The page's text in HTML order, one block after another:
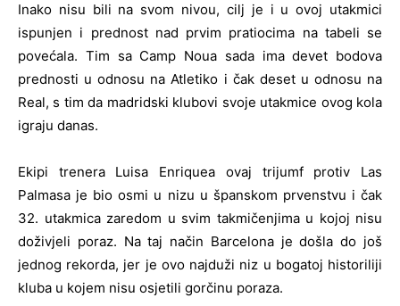
Inako nisu bili na svom nivou, cilj je i u ovoj utakmici
ispunjen i prednost nad prvim pratiocima na tabeli se
povećala. Tim sa Camp Noua sada ima devet bodova
prednosti u odnosu na Atletiko i čak deset u odnosu na
Real, s tim da madridski klubovi svoje utakmice ovog kola
igraju danas.
Ekipi trenera Luisa Enriquea ovaj trijumf protiv Las
Palmasa je bio osmi u nizu u španskom prvenstvu i čak
32. utakmica zaredom u svim takmičenjima u kojoj nisu
doživjeli poraz. Na taj način Barcelona je došla do još
jednog rekorda, jer je ovo najduži niz u bogatoj historiliji
kluba u kojem nisu osjetili gorčinu poraza.